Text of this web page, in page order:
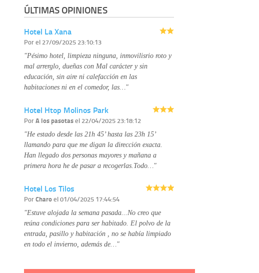
con su consentimiento previo, que podrá
facilitarnos mediante la casilla correspondiente
Destinatarios:
personal de nuestra entidad que esté
conocimiento de la información que le pedimos.
No se comunicarán datos a terceros.
Derechos: tiene derecho a saber qué
información tenemos sobre usted, corregirla y
eliminarla, tal y como se explica en la
página web.
Información complementaria:Puede consultar
tratamos sus datos en lapolítica de privacidad
ÚLTIMAS OPINIONES
Hotel La Xana
Porel 27/09/2025 23:10:13
"Pésimo hotel, limpieza ninguna, inmovilisrio roto y
mal arrerglo, dueñas con Mal carácter y sin
educación, sin aire ni calefacción en las
habitaciones ni en el comedor, las…"
Hotel Htop Molinos Park
PorA los pasotasel 22/04/2025 23:18:12
"He estado desde las 21h 45’ hasta las 23h 15’
llamando para que me digan la dirección exacta.
Han llegado dos personas mayores y mañana a
primera hora he de pasar a recogerlas.Todo…"
Hotel Los Tilos
PorCharoel 01/04/2025 17:44:54
"Estuve alojada la semana pasada...No creo que
reúna condiciones para ser habitado. El polvo de la
entrada, pasillo y habitación , no se había limpiado
en todo el invierno, además de…"